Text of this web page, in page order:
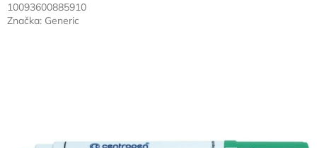
10093600885910
Značka: Generic